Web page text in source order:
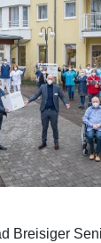
Breisiger